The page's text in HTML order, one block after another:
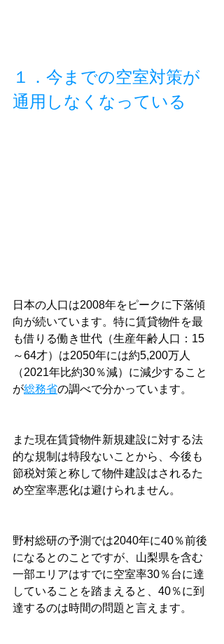
１．今までの空室対策が
通用しなくなっている
日本の人口は2008年をピークに下落傾
向が続いています。特に賃貸物件を最
も借りる働き世代（生産年齢人口：15
～64才）は2050年には約5,200万人
（2021年比約30％減）に減少すること
が総務省の調べで分かっています。
また現在賃貸物件新規建設に対する法
的な規制は特段ないことから、今後も
節税対策と称して物件建設はされるた
め空室率悪化は避けられません。
野村総研の予測では2040年に40％前後
になるとのことですが、山梨県を含む
一部エリアはすでに空室率30％台に達
していることを踏まえると、40％に到
達するのは時間の問題と言えます。